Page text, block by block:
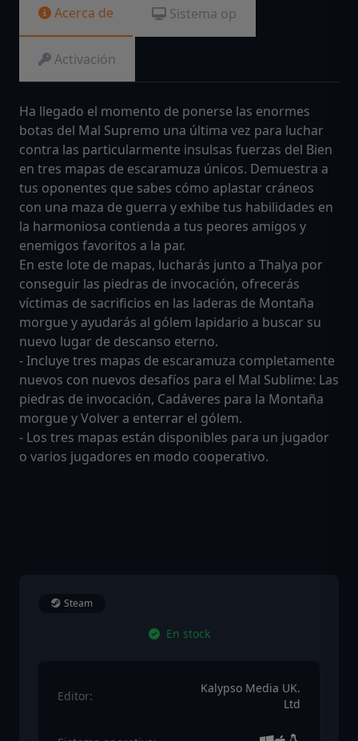
Acerca de Sistema op
Activación
Ha llegado el momento de ponerse las enormes
botas del Mal Supremo una última vez para luchar
contra las particularmente insulsas fuerzas del Bien
en tres mapas de escaramuza únicos. Demuestra a
tus oponentes que sabes cómo aplastar cráneos
con una maza de guerra y exhibe tus habilidades en
la harmoniosa contienda a tus peores amigos y
enemigos favoritos a la par.
En este lote de mapas, lucharás junto a Thalya por
conseguir las piedras de invocación, ofrecerás
víctimas de sacrificios en las laderas de Montaña
morgue y ayudarás al gólem lapidario a buscar su
nuevo lugar de descanso eterno.
- Incluye tres mapas de escaramuza completamente
nuevos con nuevos desafíos para el Mal Sublime: Las
piedras de invocación, Cadáveres para la Montaña
morgue y Volver a enterrar el gólem.
- Los tres mapas están disponibles para un jugador
o varios jugadores en modo cooperativo.
Steam
En stock
Editor:
Kalypso Media UK.
Ltd